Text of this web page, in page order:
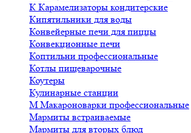
К Карамелизаторы кондитерские
Кипятильники для воды
Конвейерные печи для пиццы
Конвекционные печи
Коптильни профессиональные
Котлы пищеварочные
Коутеры
Кулинарные станции
М Макароноварки профессиональные
Мармиты встраиваемые
Мармиты для вторых блюд